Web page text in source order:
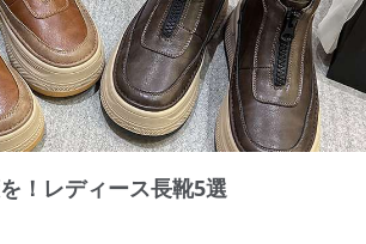
！レディース長靴5選